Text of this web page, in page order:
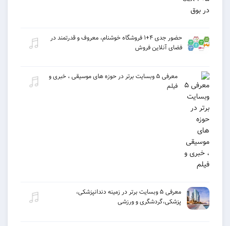
حضور جدی ۴+۱ فروشگاه خوشنام، معروف و قدرتمند در
فضای آنلاین فروش
معرفی ۵ وبسایت برتر در حوزه های موسیقی ، خبری و
فیلم
معرفی ۵ وبسایت برتر در زمینه دندانپزشکی،
پزشکی،گردشگری و ورزشی